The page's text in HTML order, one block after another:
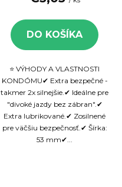
DO KOŠÍKA
⭐ VÝHODY A VLASTNOSTI
KONDÓMU✔ Extra bezpečné -
takmer 2x silnejšie.✔ Ideálne pre
"divoké jazdy bez zábran".✔
Extra lubrikované.✔ Zosilnené
pre väčšiu bezpečnosť.✔ Šírka:
53 mm✔...